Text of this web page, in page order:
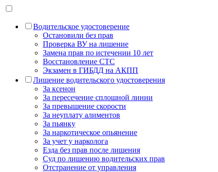
Водительское удостоверение
Остановили без прав
Проверка ВУ на лишение
Замена прав по истечении 10 лет
Восстановление СТС
Экзамен в ГИБДД на АКПП
Лишение водительского удостоверения
За ксенон
За пересечение сплошной линии
За превышение скорости
За неуплату алиментов
За пьянку
За наркотическое опьянение
За учет у нарколога
Езда без прав после лишения
Суд по лишению водительских прав
Отстранение от управления